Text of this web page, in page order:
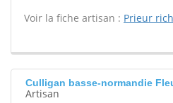
Voir la fiche artisan : Prieur
Culligan basse-normandie
Artisan